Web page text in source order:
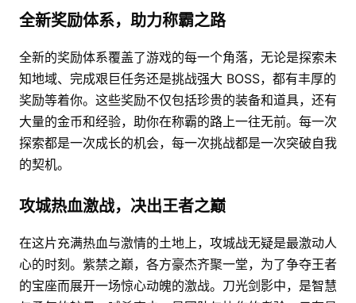
全新奖励体系，助力称霸之路
全新的奖励体系覆盖了游戏的每一个角落，无论是探索未
知地域、完成艰巨任务还是挑战强大 BOSS，都有丰厚的
奖励等着你。这些奖励不仅包括珍贵的装备和道具，还有
大量的金币和经验，助你在称霸的路上一往无前。每一次
探索都是一次成长的机会，每一次挑战都是一次突破自我
的契机。
攻城热血激战，决出王者之巅
在这片充满热血与激情的土地上，攻城战无疑是最激动人
心的时刻。紫禁之巅，各方豪杰齐聚一堂，为了争夺王者
的宝座而展开一场惊心动魄的激战。刀光剑影中，是智慧